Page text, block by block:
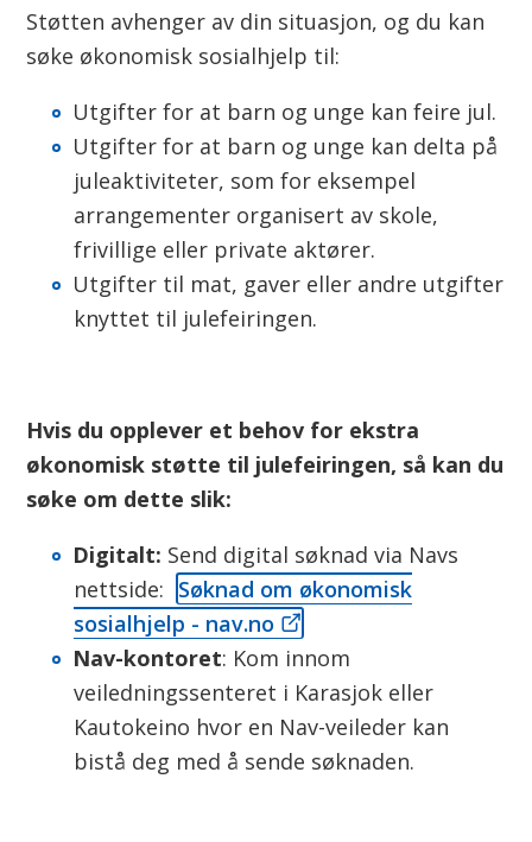
Støtten avhenger av din situasjon, og du kan
søke økonomisk sosialhjelp til:
Utgifter for at barn og unge kan feire jul.
Utgifter for at barn og unge kan delta på
juleaktiviteter, som for eksempel
arrangementer organisert av skole,
frivillige eller private aktører.
Utgifter til mat, gaver eller andre utgifter
knyttet til julefeiringen.
Hvis du opplever et behov for ekstra
økonomisk støtte til julefeiringen, så kan du
søke om dette slik:
Digitalt: Send digital søknad via Navs
nettside: Søknad om økonomisk
sosialhjelp - nav.no
Nav-kontoret: Kom innom
veiledningssenteret i Karasjok eller
Kautokeino hvor en Nav-veileder kan
bistå deg med å sende søknaden.